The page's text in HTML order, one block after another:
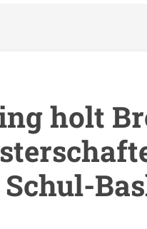
holt